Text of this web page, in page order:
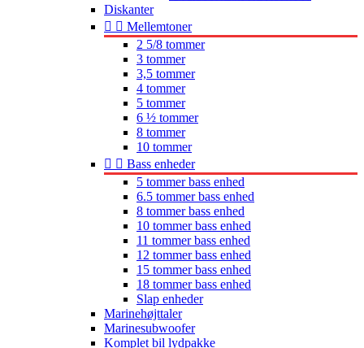
Diskanter
  Mellemtoner
2 5/8 tommer
3 tommer
3,5 tommer
4 tommer
5 tommer
6 ½ tommer
8 tommer
10 tommer
  Bass enheder
5 tommer bass enhed
6.5 tommer bass enhed
8 tommer bass enhed
10 tommer bass enhed
11 tommer bass enhed
12 tommer bass enhed
15 tommer bass enhed
18 tommer bass enhed
Slap enheder
Marinehøjttaler
Marinesubwoofer
Komplet bil lydpakke